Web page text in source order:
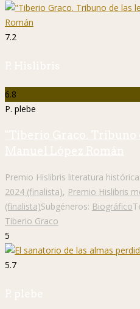
7.2
P. Hislibris
6.8
P. plebe
"Tiberio Graco. Tribuno
Manuel López Román
Premio Hislibris literatura histórica:
2024 (finalista), Premio Hislibris
(finalista)Subgéneros: Biográfico
Tiberio Graco
5
5.7
P. plebe